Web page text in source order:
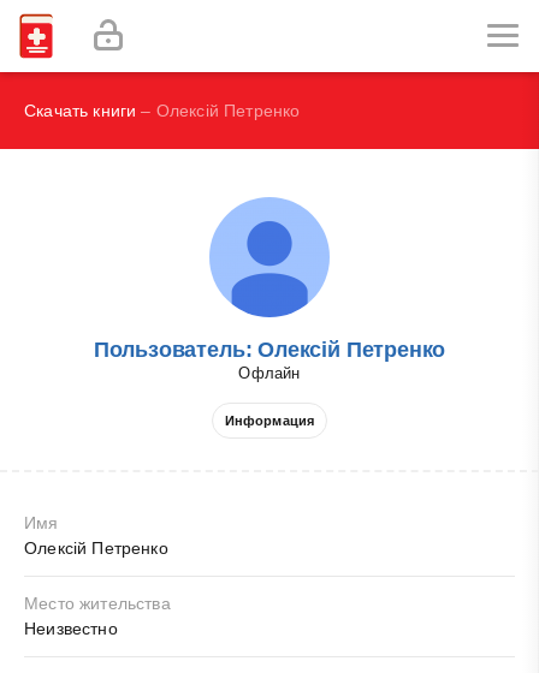
Наглядная иммунология - Бурместер Г.-Р., Пецутто А.
Labex Digital
Скачать книги – Олексій Петренко
Пользователь: Олексій Петренко
Офлайн
Информация
Имя
Олексій Петренко
Место жительства
Неизвестно